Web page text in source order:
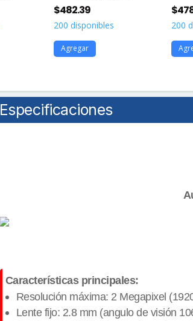
$482.39
200 disponibles
Agregar
$
200
Especificaciones
Características principales:
Resolución máxima: 2 Megapixel
Lente fijo: 2.8 mm (angulo de visión